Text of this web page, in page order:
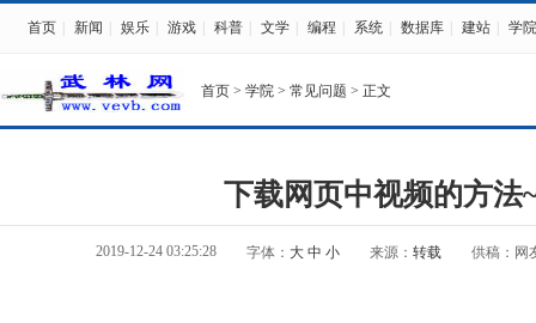
首页 新闻 娱乐 游戏 科普 文学 编程 系统 数据库 建站 学院
首页 > 学院 > 常见问题 > 正文
下载网页中视频的方法
2019-12-24 03:25:28 字体： 大 中 小 来源： 转载 供稿：网